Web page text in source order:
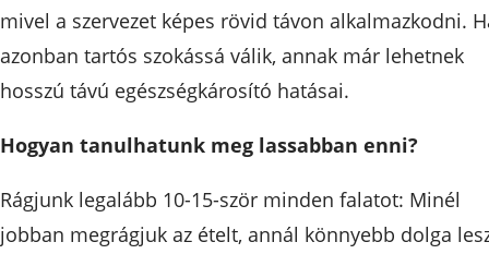
mivel a szervezet képes rövid távon alkalmazkodni.
azonban tartós szokássá válik, annak már lehetnek
hosszú távú egészségkárosító hatásai.
Hogyan tanulhatunk meg lassabban enni?
Rágjunk legalább 10-15-ször minden falatot: Minél
jobban megrágjuk az ételt, annál könnyebb dolga